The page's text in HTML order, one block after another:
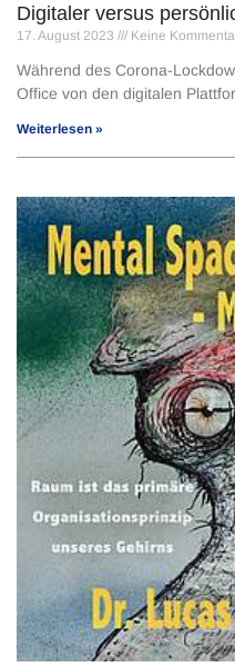
Digitaler versus
17. August 2023 Keine
Während des Corona-
Office von den digitalen
Weiterlesen »